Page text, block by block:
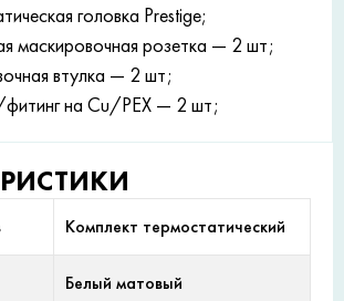
головка Prestige;
маскировочная розетка — 2 шт;
втулка — 2 шт;
на Cu/PEX — 2 шт;
Комплект термостатический
Белый матовый